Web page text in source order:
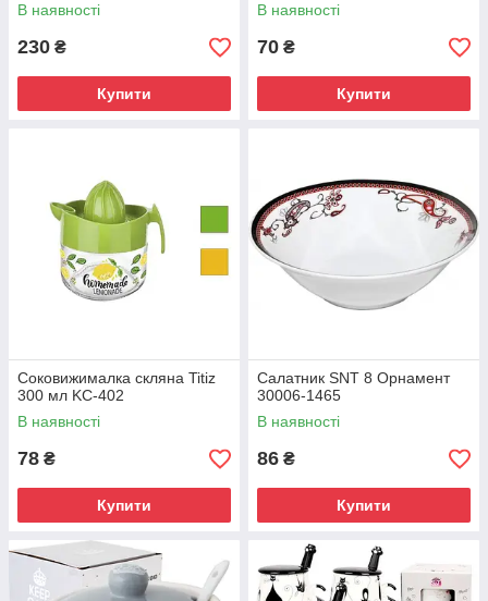
В наявності
230 ₴
Купити
В наявності
70 ₴
Купити
Соковижималка скляна Titiz
300 мл KC-402
В наявності
78 ₴
Купити
Салатник SNT 8 Орнамент
30006-1465
В наявності
86 ₴
Купити